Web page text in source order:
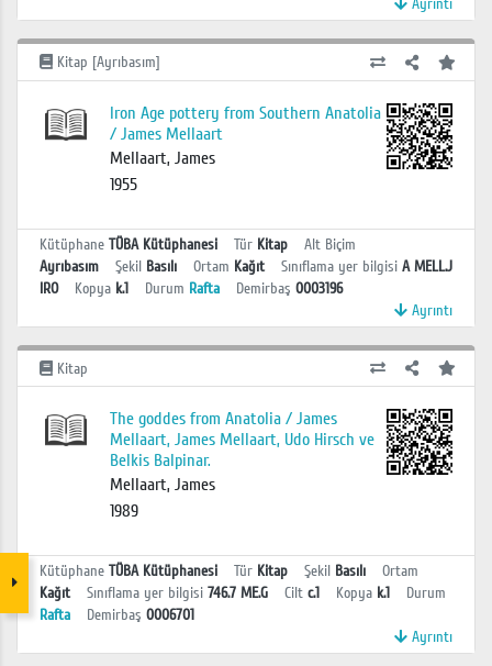
Ayrıntı
Kitap [Ayrıbasım]
Iron Age pottery from Southern Anatolia
/ James Mellaart
Mellaart, James
1955
Kütüphane TÜBA Kütüphanesi Tür Kitap
Alt Biçim
Ayrıbasım
Şekil Basılı Ortam Kağıt Sınıflama yer bilgisi A MELL.J
IRO
Kopya k.1 Durum Rafta Demirbaş 0003196
Ayrıntı
Kitap
The goddes from Anatolia / James
Mellaart, James Mellaart, Udo Hirsch ve
Belkis Balpinar.
Mellaart, James
1989
Kütüphane TÜBA Kütüphanesi Tür Kitap Şekil Basılı
Ortam
Kağıt
Sınıflama yer bilgisi 746.7 ME.G Cilt c.1 Kopya k.1
Durum
Rafta
Demirbaş 0006701
Ayrıntı